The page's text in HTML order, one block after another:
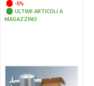
-5%
ULTIMI ARTICOLI A
MAGAZZINO